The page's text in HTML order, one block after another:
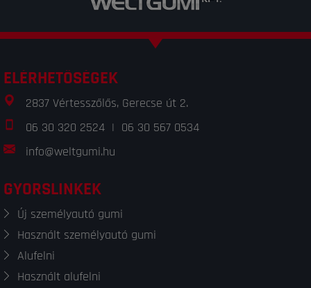
ELÉRHETŐSÉGEK
2837 Vértesszőlős, Gerecse út 2.
06 30 320 2524 | 06 30 567 0534
info@weltgumi.hu
GYORSLINKEK
Új személyautó gumi
Használt személyautó gumi
Alufelni
Használt alufelni